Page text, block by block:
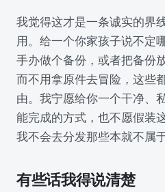
我觉得这才是一条诚实的界
用。给一个你家孩子说不定
手办做个备份，或者把备份
而不用拿原件去冒险，这些
由。我宁愿给你一个干净、
能完成的方式，也不愿假装
我不会去分发那些本就不属
有些话我得说清楚